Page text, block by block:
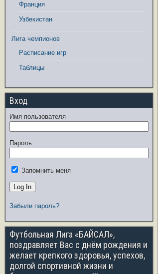
Франция
Узбекистан
Лига чемпионов
Расписание игр
Таблицы
Вход
Имя пользователя
Пароль
Запомнить меня
Забыли пароль?
Футбольная Лига «БАЙСАЛ»,
поздравляет Вас с днём рождения и
желает крепкого здоровья, успехов,
долгой спортивной жизни и